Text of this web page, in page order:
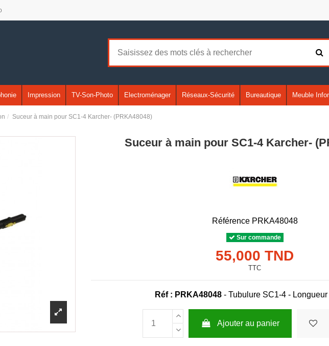
Impression TV-Son-Photo Electroménager Réseaux-Sécurité Bureautique Meuble
Suceur à main pour SC1-4 Karcher- (PRKA48048)
Suceur à main pour SC1-4 Karcher-
Référence PRKA48048
Sur commande
55,000 TND
TTC
Réf : PRKA48048 -Tubulure SC1-4 - Longueur
Ajouter au panier